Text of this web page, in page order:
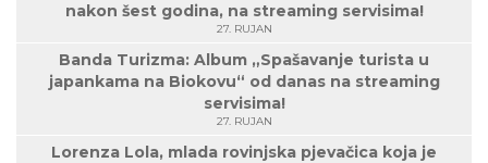
nakon šest godina, na streaming servisima!
27. RUJAN
Banda Turizma: Album „Spašavanje turista u
japankama na Biokovu“ od danas na streaming
servisima!
27. RUJAN
Lorenza Lola, mlada rovinjska pjevačica koja je